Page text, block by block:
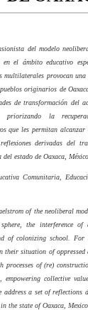
del modelo
el ámbito educativo
multilaterales provocan
pueblos originarios de
de transformación del
priorizando la
que les permitan
derivadas del
estado de Oaxaca, México.
Comunitaria,
of the neoliberal
the interference
of colonizing school. For
their situation of
processes of (re)
empowering collective
address a set of reflections
the state of Oaxaca, Mexico